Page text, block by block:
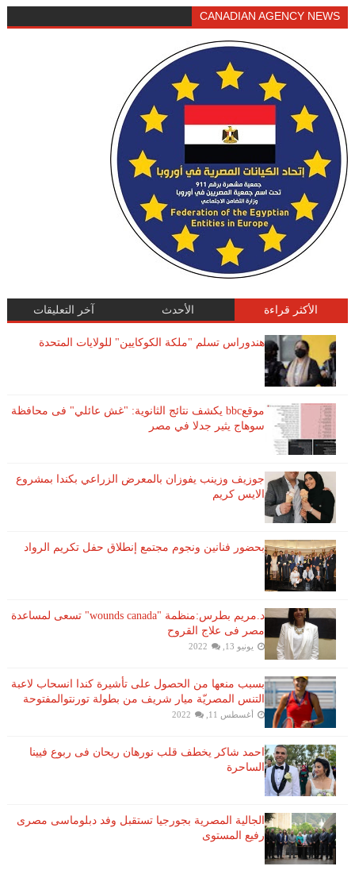
CANADIAN AGENCY NEWS
الأكثر قراءة الأحدث آخر التعليقات
هندوراس تسلم "ملكة الكوكايين" للولايات المتحدة
موقعbbc يكشف نتائج الثانوية: "غش عائلي" فى محافظة
سوهاج يثير جدلا في مصر
جوزيف وزينب يفوزان بالمعرض الزراعي بكندا بمشروع
الايس كريم
بحضور فنانين ونجوم مجتمع إنطلاق حفل تكريم الرواد
د.مريم بطرس:منظمة "wounds canada" تسعى لمساعدة
مصر فى علاج القروح
يونيو 13, 2022
بسبب منعها من الحصول على تأشيرة كندا انسحاب لاعبة ​
التنس​ المصريّة ​ميار شريف​ من بطولة ​تورنتو​المفتوحة
أغسطس 11, 2022
احمد شاكر يخطف قلب نورهان ريحان فى ربوع فيينا
الساحرة
الجالية المصرية بجورجيا تستقبل وفد دبلوماسى مصرى
رفيع المستوى